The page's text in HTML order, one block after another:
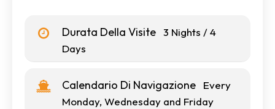
Durata Della Visite 3 Nights / 4
Days
Calendario Di Navigazione
Every
Monday, Wednesday and Friday